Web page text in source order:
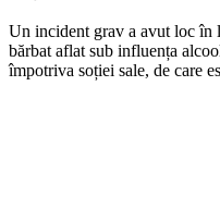
Un incident grav a avut loc în
bărbat aflat sub influența
împotriva soției sale, de care